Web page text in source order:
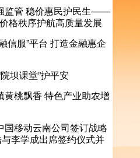
监管 稳价惠民护民生——
格秩序护航高质量发展
信服”平台 打造金融惠企
坝课堂”护平安
黄桃飘香 特色产业助农增
国移动云南公司签订战略
李学成出席签约仪式并